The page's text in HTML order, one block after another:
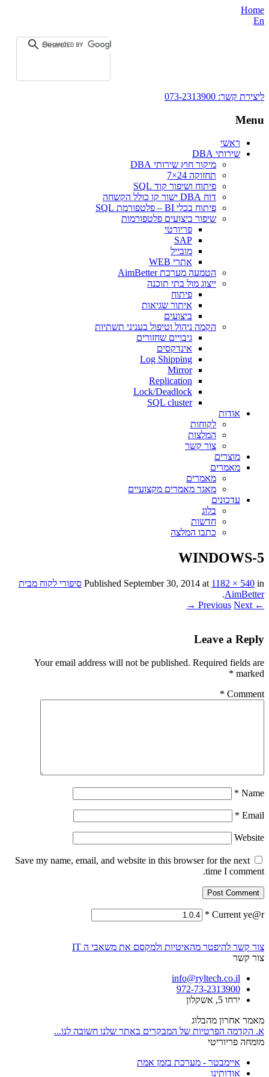
Home
En
ליצירת קשר: 073-2313900
Menu
ראשי
שירותי DBA‎
מיקור חוץ שירותי DBA
תחזוקה 24×7
פיתוח ושיפור קוד SQL
דוח DBA ישור קו כולל הקשחה
פיתוח בכלי BI – פלטפורמת SQL
שיפור ביצועים פלטפורמות
פריורטי
SAP
מובייל
אתרי WEB
הטמעה מערכת AimBetter
ייצוג מול בתי תוכנה
פיתוח
איתור שגיאות
ביצועים
הקמה ניהול וטיפול בעניני תשתיות
גיבויים שחזורים
אינדקסים
Log Shipping
Mirror
Replication
Lock/Deadlock
SQL cluster
אודות
לקוחות
המלצות
צור קשר
מוצרים
מאמרים
מאמרים
מאגר מאמרים מקצועיים
עדכונים
בלוג
חדשות
כתבו המלצה
5-WINDOWS
Published September 30, 2014 at 1182 × 540 in
סיפורי לקוח מבית
AimBetter
.
← Previous
Next →
Leave a Reply
Your email address will not be published. Required fields are
marked
*
Comment
*
Name
*
Email
*
Website
Save my name, email, and website in this browser for the next
time I comment.
Current ye@r
*
צור קשר להיפטר מהאיטיות ולמקסם את משאבי ה IT
צור קשר
info@ryltech.co.il
972-73-2313900
ירחו 5, אשקלון
מאמר אחרון מהבלוג
א. הקדמה הפרטיות של המבקרים באתר שלנו חשובה לנו...
מומחה פריוריטי
איימבטר - מערכת בזמן אמת
אודותינו